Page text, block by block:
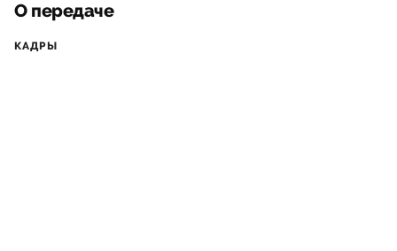
О передаче
КАДРЫ